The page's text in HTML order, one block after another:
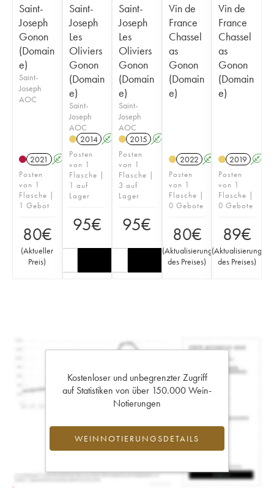
Saint-
Joseph
Gonon
(Domain
e)
Saint-
Joseph
AOC
2021 A
Posten
von 1
Flasche |
1 Gebot
80€
(Aktueller
Preis)
Saint-
Joseph
Les
Oliviers
Gonon
(Domain
e)
Saint-
Joseph
AOC
2014 A
Posten
von 1
Flasche |
1 auf
Lager
95€
Saint-
Joseph
Les
Oliviers
Gonon
(Domain
e)
Saint-
Joseph
AOC
2015 A
Posten
von 1
Flasche |
3 auf
Lager
95€
Vin de
France
Chassel
as
Gonon
(Domain
e)
2022 A
Posten
von 1
Flasche |
0 Gebote
80€
(Aktualisierung
des Preises)
Vin de
France
Chassel
as
Gonon
(Domain
e)
2019 A
Posten
von 1
Flasche |
0 Gebote
89€
(Aktualisierung
des Preises)
Kostenloser und unbegrenzter Zugriff
auf Statistiken von über 150.000 Wein-
Notierungen
WEINNOTIERUNGSDETAILS